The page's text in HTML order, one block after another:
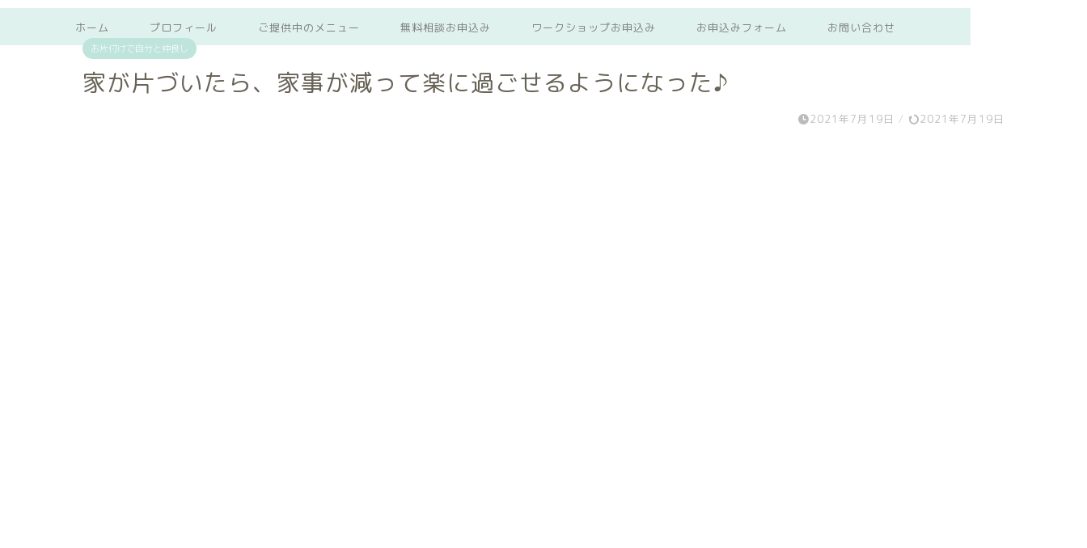
ホーム プロフィール ご提供中のメニュー 無料相談お申込み ワークショップお申込み お申込みフォーム
お問い合わせ
お片付けで自分と仲良し
家が片づいたら、家事が減って楽に過ごせるようになった♪
2021年7月19日 / 2021年7月19日